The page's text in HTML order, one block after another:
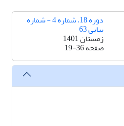
دوره 18، شماره 4 - شماره
پیاپی 63
زمستان 1401
صفحه19-36